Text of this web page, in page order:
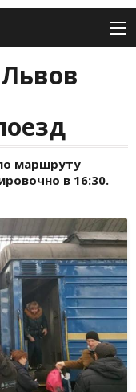
маршруту
в 16:30.